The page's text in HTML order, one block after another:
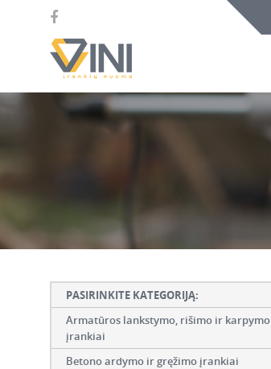
PASIRINKITE KATEGORIJĄ:
Armatūros lankstymo, rišimo ir karpymo
įrankiai
Betono ardymo ir gręžimo įrankiai